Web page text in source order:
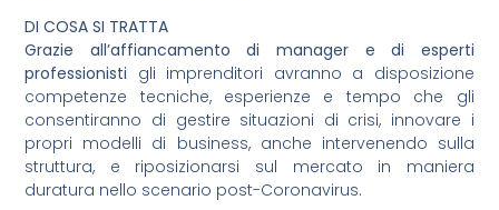
DI COSA SI TRATTA
Grazie all’affiancamento di manager e di esperti
professionisti gli imprenditori avranno a disposizione
competenze tecniche, esperienze e tempo che gli
consentiranno di gestire situazioni di crisi, innovare i
propri modelli di business, anche intervenendo sulla
struttura, e riposizionarsi sul mercato in maniera
duratura nello scenario post-Coronavirus.